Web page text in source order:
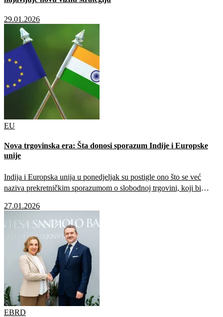
29.01.2026
EU
Nova trgovinska era: Šta donosi sporazum Indije i Europske
unije
Indija i Europska unija u ponedjeljak su postigle ono što se već
naziva prekretničkim sporazumom o slobodnoj trgovini, koji bi
premijer Narendra Modi sporazum je opisao kao „majku svih
sporazuma“ tokom govora na Indijskom energetskom tjednu u
27.01.2026
EBRD